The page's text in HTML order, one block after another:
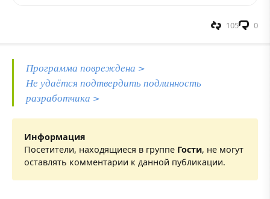
0
105
Программа повреждена >
Не удаётся подтвердить подлинность
разработчика >
Информация
Посетители, находящиеся в группе Гости, не могут
оставлять комментарии к данной публикации.